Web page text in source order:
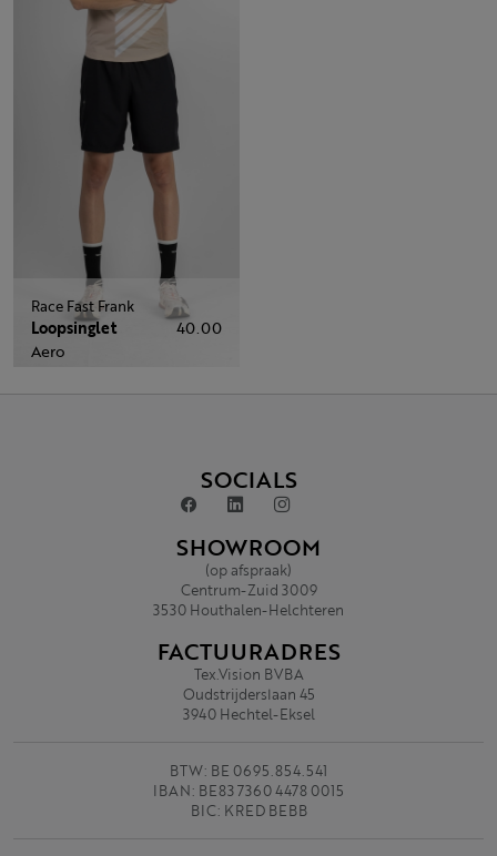
Race Fast Frank
Loopsinglet
Aero
40.00
SOCIALS
SHOWROOM
(op afspraak)
Centrum-Zuid 3009
3530 Houthalen-Helchteren
FACTUURADRES
Tex.Vision BVBA
Oudstrijderslaan 45
3940 Hechtel-Eksel
BTW: BE 0695.854.541
IBAN: BE83 7360 4478 0015
BIC: KRED BEBB